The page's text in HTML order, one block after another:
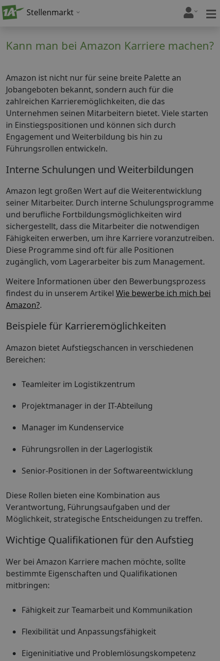
Stellenmarkt
Kann man bei Amazon Karriere machen?
Amazon ist nicht nur für seine breite Palette an
Jobangeboten bekannt, sondern auch für die
zahlreichen Karrieremöglichkeiten, die das
Unternehmen seinen Mitarbeitern bietet. Viele starten
in Einstiegspositionen und können sich durch
Engagement und Weiterbildung bis hin zu
Führungsrollen entwickeln.
Interne Schulungen und Weiterbildungen
Amazon legt großen Wert auf die Weiterentwicklung
seiner Mitarbeiter. Durch interne Schulungsprogramme
und berufliche Fortbildungsmöglichkeiten wird
sichergestellt, dass die Mitarbeiter die notwendigen
Fähigkeiten erwerben, um ihre Karriere voranzutreiben.
Diese Programme sind oft für alle Positionen
zugänglich, vom Lagerarbeiter bis zum Management.
Weitere Informationen über den Bewerbungsprozess
findest du in unserem Artikel Wie bewerbe ich mich bei
Amazon?.
Beispiele für Karrieremöglichkeiten
Amazon bietet Aufstiegschancen in verschiedenen
Bereichen:
Teamleiter im Logistikzentrum
Projektmanager in der IT-Abteilung
Manager im Kundenservice
Führungsrollen in der Lagerlogistik
Senior-Positionen in der Softwareentwicklung
Diese Rollen bieten eine Kombination aus
Verantwortung, Führungsaufgaben und der
Möglichkeit, strategische Entscheidungen zu treffen.
Wichtige Qualifikationen für den Aufstieg
Wer bei Amazon Karriere machen möchte, sollte
bestimmte Eigenschaften und Qualifikationen
mitbringen:
Fähigkeit zur Teamarbeit und Kommunikation
Flexibilität und Anpassungsfähigkeit
Eigeninitiative und Problemlösungskompetenz